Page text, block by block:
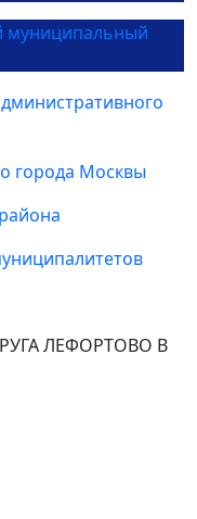
ЛЕФОРТОВО В